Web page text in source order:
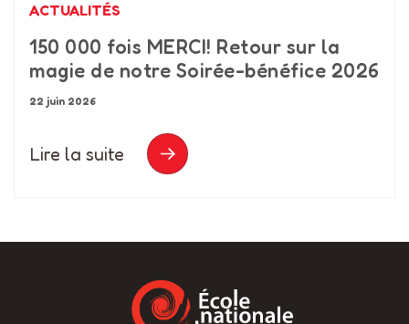
ACTUALITÉS
150 000 fois MERCI! Retour sur la
magie de notre Soirée-bénéfice 2026
22 juin 2026
Lire la suite